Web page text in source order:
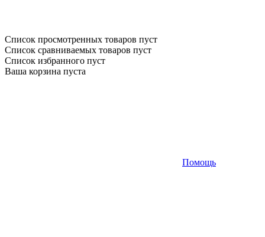
Список просмотренных товаров пуст
Список сравниваемых товаров пуст
Список избранного пуст
Ваша корзина пуста
Помощь